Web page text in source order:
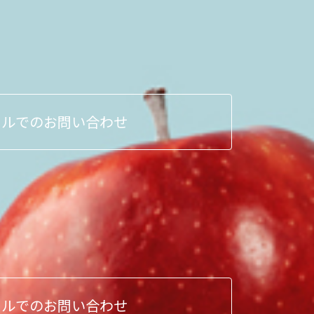
でのお問い合わせ
でのお問い合わせ